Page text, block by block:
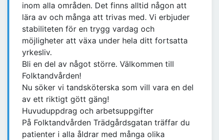
inom alla områden. Det finns alltid någon att
lära av och många att trivas med. Vi erbjuder
stabiliteten för en trygg vardag och
möjligheter att växa under hela ditt fortsatta
yrkesliv.
Bli en del av något större. Välkommen till
Folktandvården!
Nu söker vi tandsköterska som vill vara en del
av ett riktigt gött gäng!
Huvuduppdrag och arbetsuppgifter
På Folktandvården Trädgårdsgatan träffar du
patienter i alla åldrar med många olika